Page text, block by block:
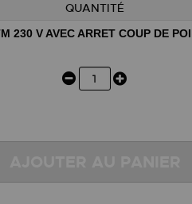
QUANTITÉ
230 V AVEC ARRET COUP DE